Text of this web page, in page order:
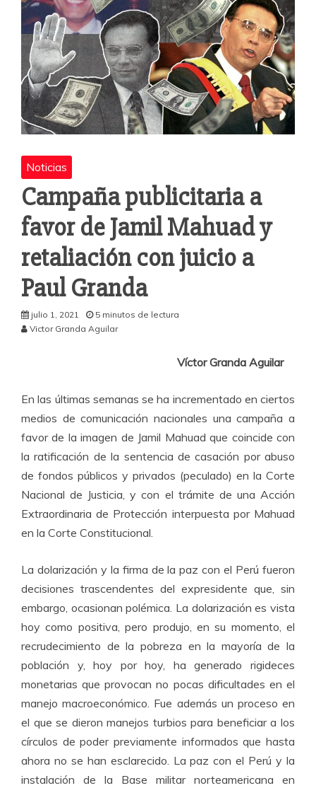
Noticias
Campaña publicitaria a
favor de Jamil Mahuad y
retaliación con juicio a
Paul Granda
julio 1, 2021
5 minutos de lectura
Victor Granda Aguilar
Víctor Granda Aguilar
En las últimas semanas se ha incrementado en ciertos
medios de comunicación nacionales una campaña a
favor de la imagen de Jamil Mahuad que coincide con
la ratificación de la sentencia de casación por abuso
de fondos públicos y privados (peculado) en la Corte
Nacional de Justicia, y con el trámite de una Acción
Extraordinaria de Protección interpuesta por Mahuad
en la Corte Constitucional.
La dolarización y la firma de la paz con el Perú fueron
decisiones trascendentes del expresidente que, sin
embargo, ocasionan polémica. La dolarización es vista
hoy como positiva, pero produjo, en su momento, el
recrudecimiento de la pobreza en la mayoría de la
población y, hoy por hoy, ha generado rigideces
monetarias que provocan no pocas dificultades en el
manejo macroeconómico. Fue además un proceso en
el que se dieron manejos turbios para beneficiar a los
círculos de poder previamente informados que hasta
ahora no se han esclarecido. La paz con el Perú y la
instalación de la Base militar norteamericana en